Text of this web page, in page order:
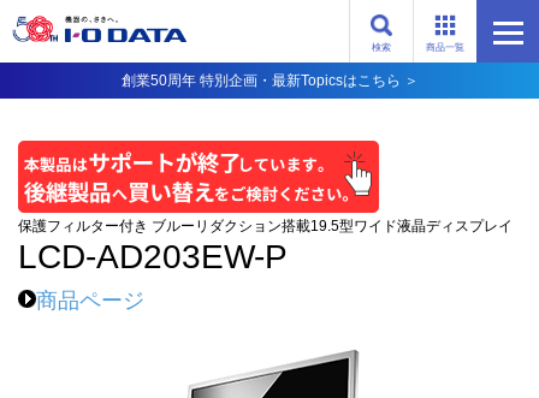
商品一覧
検索
創業50周年 特別企画・最新Topicsはこちら ＞
保護フィルター付き ブルーリダクション搭載19.5型ワイド液晶ディスプレイ
LCD-AD203EW-P
商品ページ